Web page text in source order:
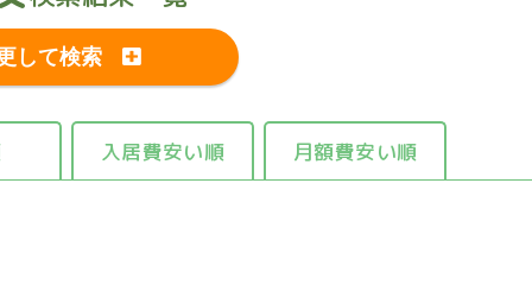
して検索
入居費安い順 月額費安い順